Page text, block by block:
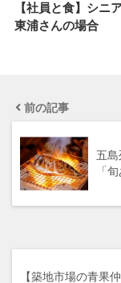
【社員と食】シニ
東浦さんの場合
前の記事
五
「
【築地市場の青果